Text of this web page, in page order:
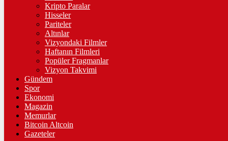
%0,70
฿%0.2
LİTECOİN
2175.98Ł%1.1
ETHEREUM
90951 Ξ%1.8
Kripto Paralar
Hisseler
Pariteler
Altınlar
Vizyondaki Filmler
Haftanın Filmleri
Popüler Fragmanlar
Vizyon Takvimi
Gündem
Spor
Ekonomi
Magazin
Memurlar
Bitcoin Altcoin
Gazeteler